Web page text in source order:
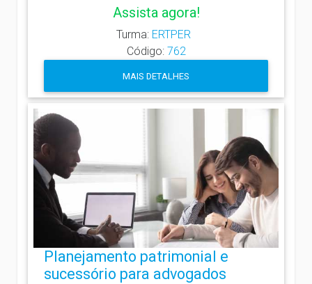
Assista agora!
Turma: ERTPER
Código: 762
MAIS DETALHES
Planejamento patrimonial e
sucessório para advogados